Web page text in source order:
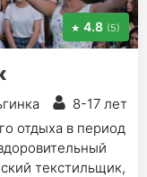
4.8 (5)
8-17 лет
отдыха в период
текстильщик,